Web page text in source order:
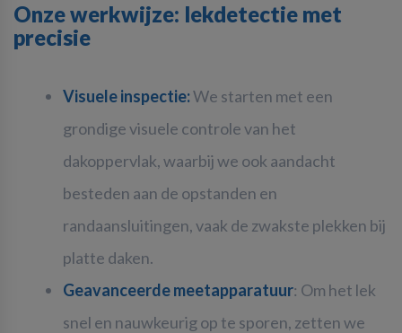
Onze werkwijze: lekdetectie met
precisie
Visuele inspectie:We starten met een
grondige visuele controle van het
dakoppervlak, waarbij we ook aandacht
besteden aan de opstanden en
randaansluitingen, vaak de zwakste plekken bij
platte daken.
Geavanceerde meetapparatuur: Om het lek
snel en nauwkeurig op te sporen, zetten we